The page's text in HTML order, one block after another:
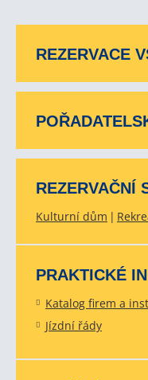
REZERVACE
REZERVAČNÍ
Kulturní dům
PRAKTICKÉ
Katalog firem a
Jízdní řády